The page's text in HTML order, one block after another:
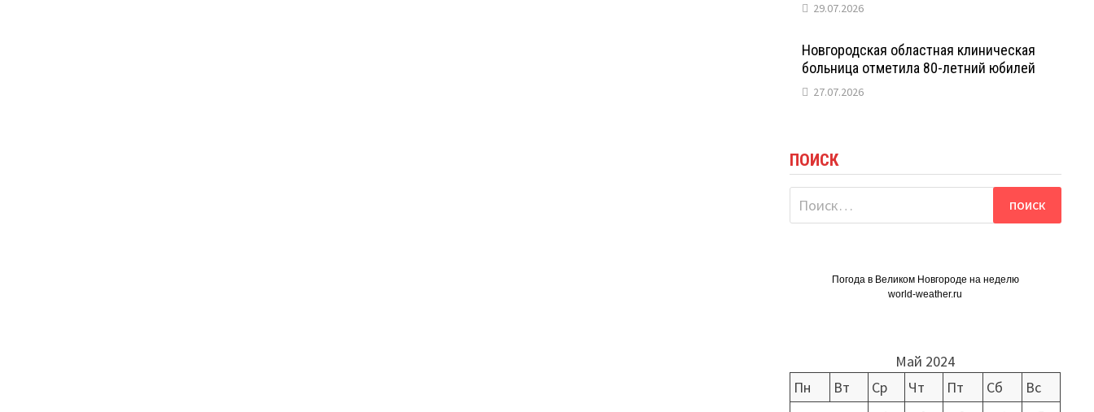
29.07.2026
Новгородская областная клиническая
больница отметила 80-летний юбилей
27.07.2026
ПОИСК
Найти:
Погода в Великом Новгороде на неделю
world-weather.ru
Май 2024
Пн
Вт Ср Чт Пт Сб
Вс